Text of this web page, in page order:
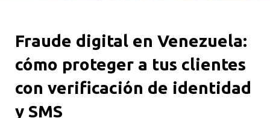
Fraude digital en Venezuela:
cómo proteger a tus clientes
con verificación de identidad
y SMS